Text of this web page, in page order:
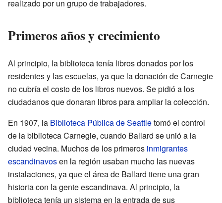
realizado por un grupo de trabajadores.
Primeros años y crecimiento
Al principio, la biblioteca tenía libros donados por los
residentes y las escuelas, ya que la donación de Carnegie
no cubría el costo de los libros nuevos. Se pidió a los
ciudadanos que donaran libros para ampliar la colección.
En 1907, la Biblioteca Pública de Seattletomó el control
de la biblioteca Carnegie, cuando Ballard se unió a la
ciudad vecina. Muchos de los primeros inmigrantes
escandinavosen la región usaban mucho las nuevas
instalaciones, ya que el área de Ballard tiene una gran
historia con la gente escandinava. Al principio, la
biblioteca tenía un sistema en la entrada de sus